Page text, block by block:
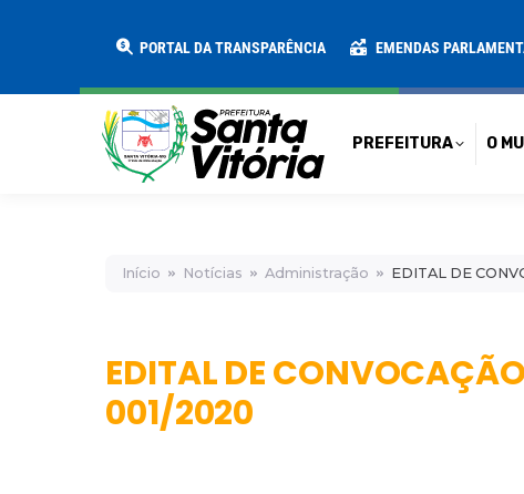
PORTAL DA TRANSPARÊNCIA EMENDAS
PREFEITURA O
Início Notícias Administração EDITAL DE
EDITAL DE
001/2020